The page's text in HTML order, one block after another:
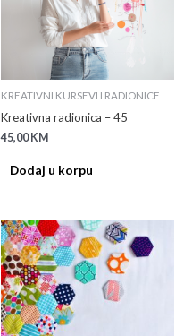
KREATIVNI KURSEVI I RADIONICE
Kreativna radionica – 45
45,00KM
Dodaj u korpu